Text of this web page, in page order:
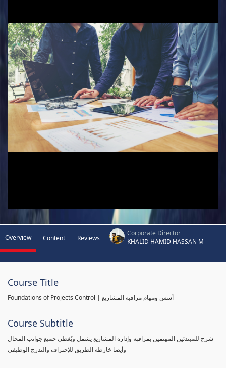
Overview Content Reviews
Corporate Director
KHALID HAMID HASSAN M
Course Title
Foundations of Projects Control | أسس ومهام مراقبة المشاريع
Course Subtitle
شرح للمبتدئين المهتمين بمراقبة وإدارة المشاريع يشمل ويُغطي جميع جوانب المجال
وأيضا خارطة الطريق للإحتراف والتدرج الوظيفي